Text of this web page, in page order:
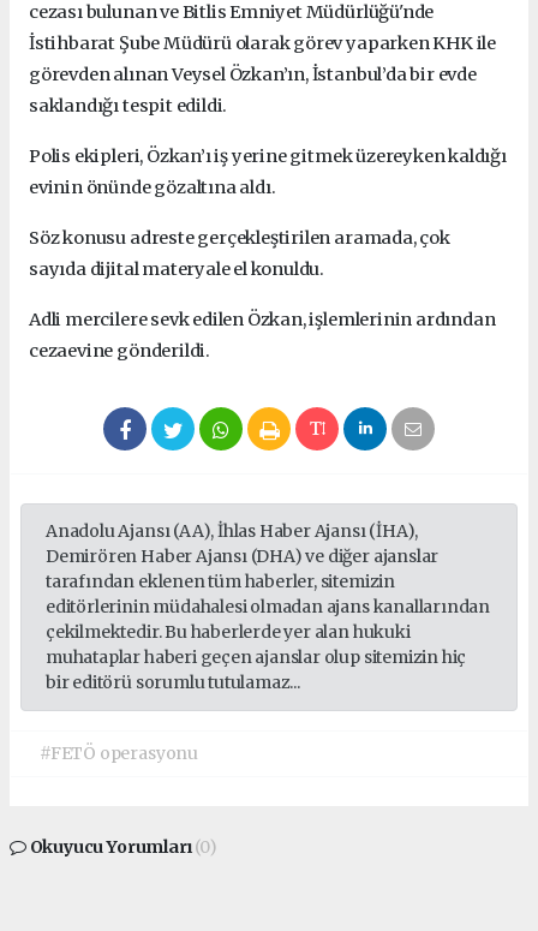
cezası bulunan ve Bitlis Emniyet Müdürlüğü'nde
İstihbarat Şube Müdürü olarak görev yaparken KHK ile
görevden alınan Veysel Özkan’ın, İstanbul’da bir evde
saklandığı tespit edildi.
Polis ekipleri, Özkan’ı iş yerine gitmek üzereyken kaldığı
evinin önünde gözaltına aldı.
Söz konusu adreste gerçekleştirilen aramada, çok
sayıda dijital materyale el konuldu.
Adli mercilere sevk edilen Özkan, işlemlerinin ardından
cezaevine gönderildi.
Anadolu Ajansı (AA), İhlas Haber Ajansı (İHA),
Demirören Haber Ajansı (DHA) ve diğer ajanslar
tarafından eklenen tüm haberler, sitemizin
editörlerinin müdahalesi olmadan ajans kanallarından
çekilmektedir. Bu haberlerde yer alan hukuki
muhataplar haberi geçen ajanslar olup sitemizin hiç
bir editörü sorumlu tutulamaz...
#FETÖ operasyonu
Okuyucu Yorumları(0)